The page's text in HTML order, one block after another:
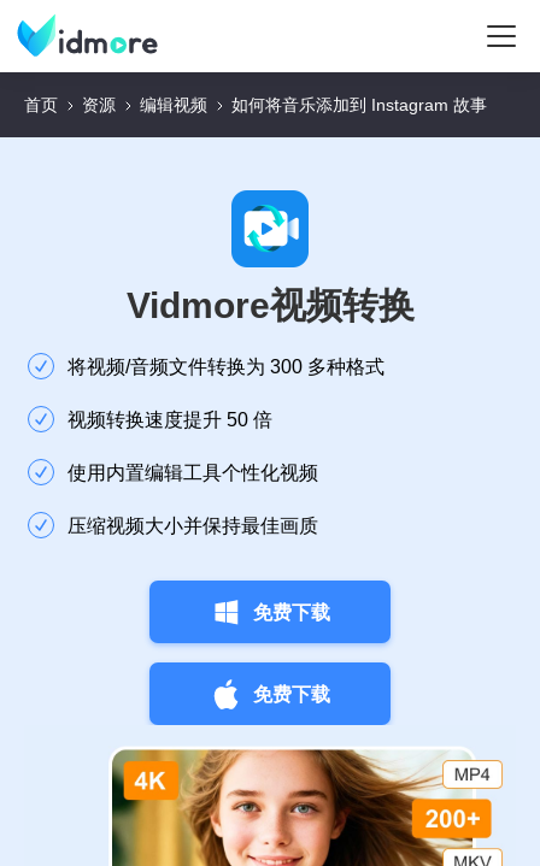
首页 资源 编辑视频 如何将音乐添加到 Instagram 故事
Vidmore视频转换
将视频/音频文件转换为 300 多种格式
视频转换速度提升 50 倍
使用内置编辑工具个性化视频
压缩视频大小并保持最佳画质
免费下载
免费下载